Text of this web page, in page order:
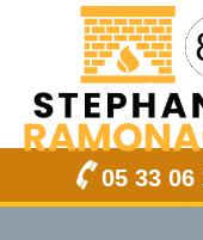
05 33 06